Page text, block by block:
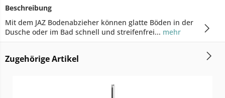
Beschreibung
Mit dem JAZ Bodenabzieher können glatte Böden in der
Dusche oder im Bad schnell und streifenfrei... mehr
Zugehörige Artikel